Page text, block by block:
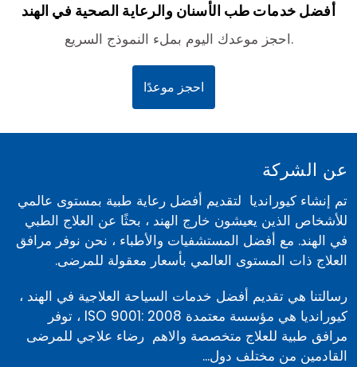
أفضل خدمات طب الأسنان والرعاية الصحية في الهند
احجز موعدك اليوم بملء النموذج السريع.
احجز موعدًا
عن الشركة
تم إنشاء كيورانديا لتقديم أفضل رعاية طبية بمستوى عالمي
للأشخاص الذين يعيشون خارج الهند ، بحثًا عن العلاج الطبي
في الهند. مع أفضل المستشفيات والأطباء ، نحن نوفر مرافق
العلاج ذات المستوى العالمي بأسعار معقولة للمرضى.
رسالتنا هي تقديم أفضل خدمات السياحة العلاجية في الهند ،
كيورانديا هي مؤسسة معتمدة ISO 9001: 2008 ، توفر
مرافق طبية للعلاج متخصصة والاهم رضاء علاجي للمرضى
القادمين من مختلف دول...